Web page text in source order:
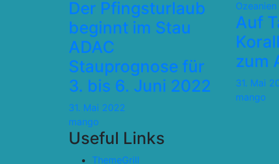
Der Pfingsturlaub
beginnt im Stau
ADAC
Stauprognose für
3. bis 6. Juni 2022
31. Mai 2022
mango
Auf
zum
31. Mai
mango
Useful Links
ThemeGrill